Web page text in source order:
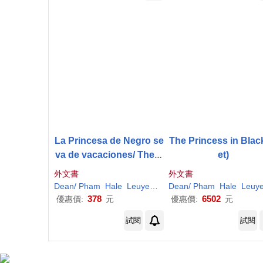
La Princesa de Negro se
va de vacaciones/ The P
rincess in Black Goes o
n Vacation
外文書
Dean/ Pham Hale Leuyen ILT)/ Cano Sara (TRN)
優惠價: 378 元
The Princess in
et)
外文書
Dean/ Pham Hale
優惠價: 6502 元
試閱 試閱